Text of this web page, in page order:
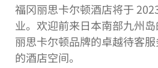
福冈丽思卡尔顿酒店将于
业。欢迎前来日本南部九州
丽思卡尔顿品牌的卓越待客
的酒店空间。